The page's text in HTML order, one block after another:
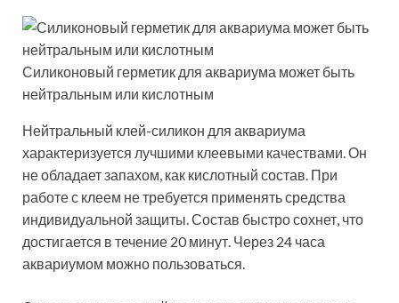
Силиконовый герметик для аквариума может быть
нейтральным или кислотным
Нейтральный клей-силикон для аквариума
характеризуется лучшими клеевыми качествами. Он
не обладает запахом, как кислотный состав. При
работе с клеем не требуется применять средства
индивидуальной защиты. Состав быстро сохнет, что
достигается в течение 20 минут. Через 24 часа
аквариумом можно пользоваться.